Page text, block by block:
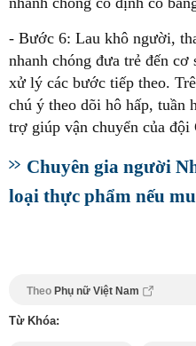
- Bước 6: Lau khô người,
nhanh chóng đưa trẻ đến cơ
xử lý các bước tiếp theo.
chú ý theo dõi hô hấp, tuần
trợ giúp vận chuyển của đội
Chuyên gia người
loại thực phẩm nếu
Theo Phụ nữ Việt Nam
Từ Khóa: